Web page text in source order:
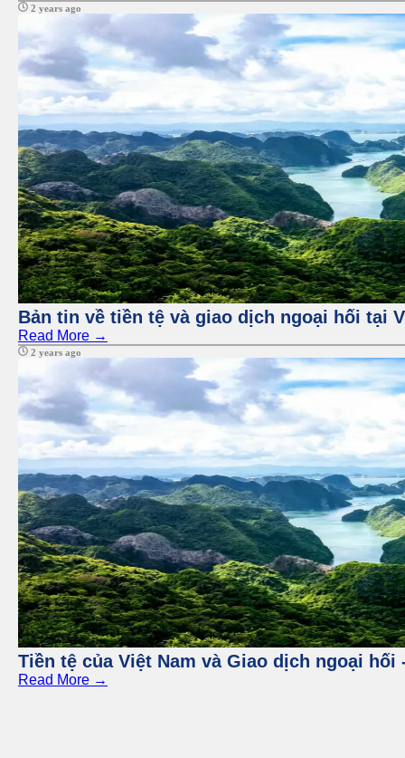
2 years ago
Bản tin về tiền tệ và giao dịch ngoại hối tại
Read More →
2 years ago
Tiền tệ của Việt Nam và Giao dịch ngoại
Read More →